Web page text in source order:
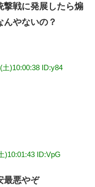
撃戦に発展したら煽
んやないの？
土)10:00:38 ID:y84
)10:01:43 ID:VpG
最悪やぞ